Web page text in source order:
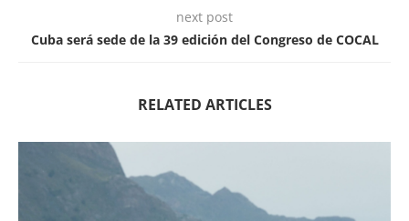
next post
Cuba será sede de la 39 edición del Congreso de COCAL
RELATED ARTICLES